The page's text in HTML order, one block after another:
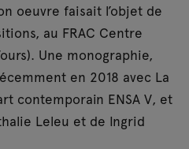
oeuvre faisait l’objet de
au FRAC Centre
Une monographie,
en 2018 avec La
contemporain ENSA V, et
Leleu et de Ingrid